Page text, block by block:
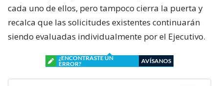
cada uno de ellos, pero tampoco cierra la puerta y
recalca que las solicitudes existentes continuarán
siendo evaluadas individualmente por el Ejecutivo.
¿ENCONTRASTE UN
ERROR?
AVÍSANOS